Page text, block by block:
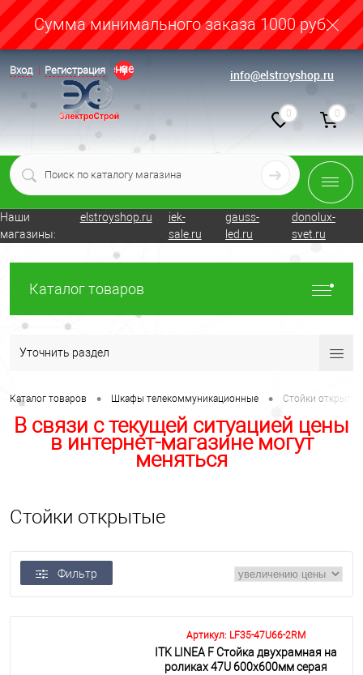
Cумма минимального заказа 1000 руб.
Вход Регистрация
Определение info@elstroyshop.ru
0 0
Наши
магазины:
elstroyshop.ru
iek-
sale.ru
gauss-
led.ru
donolux-
svet.ru
Каталог товаров
Уточнить раздел
Каталог товаров • Шкафы телекоммуникационные • Стойки открытые
В связи с текущей ситуацией цены
в интернет-магазине могут
меняться
Стойки открытые
Фильтр
Артикул: LF35-47U66-2RM
ITK LINEA F Стойка двухрамная на
роликах 47U 600х600мм серая